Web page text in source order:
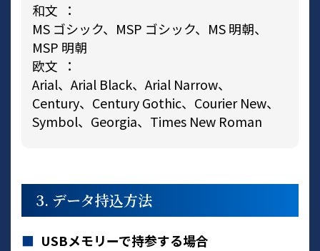
和文 ：
MS ゴシック、MSP ゴシック、MS 明朝、
MSP 明朝
欧文 ：
Arial、Arial Black、Arial Narrow、
Century、Century Gothic、Courier New、
Symbol、Georgia、Times New Roman
3. データ持込方法
USBメモリーで持参する場合